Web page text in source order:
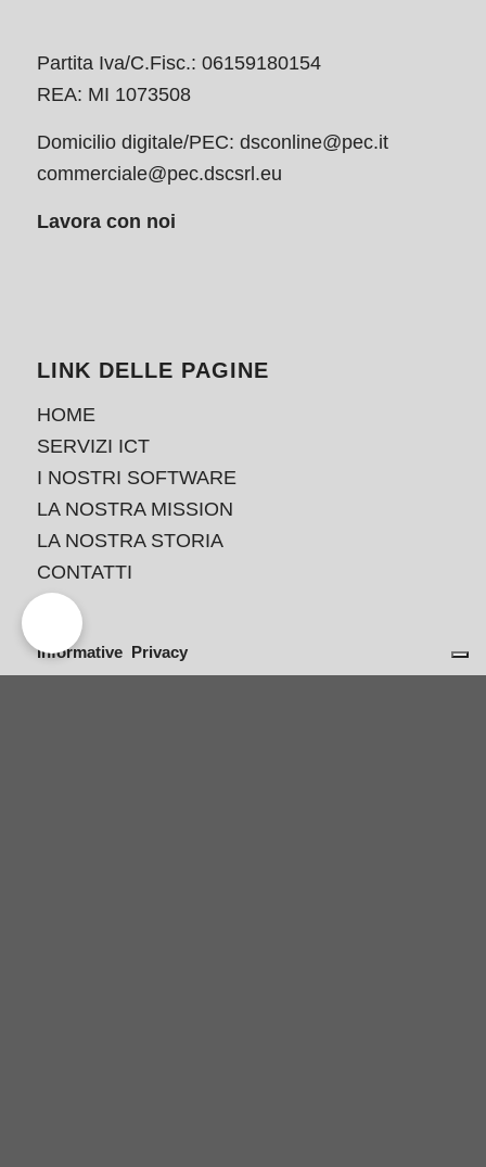
Partita Iva/C.Fisc.: 06159180154
REA: MI 1073508
Domicilio digitale/PEC: dsconline@pec.it
commerciale@pec.dscsrl.eu
Lavora con noi
LINK DELLE PAGINE
HOME
SERVIZI ICT
I NOSTRI SOFTWARE
LA NOSTRA MISSION
LA NOSTRA STORIA
CONTATTI
Informative Privacy